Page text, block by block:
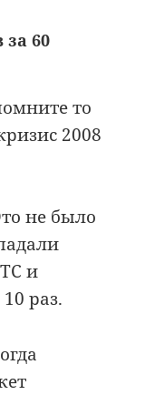
60
то
2008
не было
и
раз.